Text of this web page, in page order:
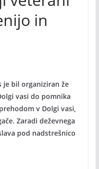
in
bil organiziran že
vasi do pomnika
v Dolgi vasi,
Zaradi deževnega
pod nadstrešnico